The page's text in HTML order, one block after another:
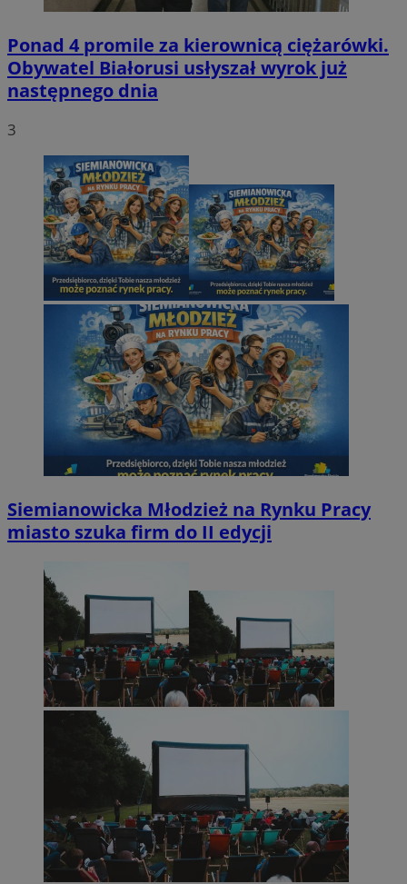
Ponad 4 promile za kierownicą ciężarówki.
Obywatel Białorusi usłyszał wyrok już
następnego dnia
3
Siemianowicka Młodzież na Rynku Pracy
miasto szuka firm do II edycji